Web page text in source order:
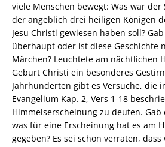
viele Menschen bewegt: Was war der
der angeblich drei heiligen Königen
Jesu Christi gewiesen haben soll?
überhaupt oder ist diese Geschichte
Märchen? Leuchtete am nächtlichen
Geburt Christi ein besonderes
Jahrhunderten gibt es Versuche, die
Evangelium Kap. 2, Vers 1-18
Himmelserscheinung zu deuten.
was für eine Erscheinung hat es am
gegeben? Es sei schon verraten,